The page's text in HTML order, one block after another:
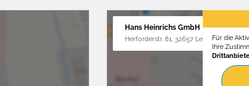
Hans Heinrichs GmbH
Herforderstr. 81, 32657 LemgoFür die
Ihre